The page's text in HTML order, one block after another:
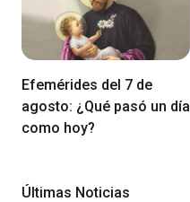
Efemérides del 7 de
agosto: ¿Qué pasó un día
como hoy?
Últimas Noticias